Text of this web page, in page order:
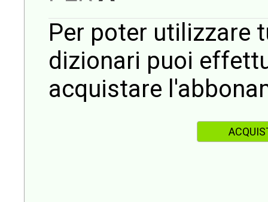
Per poter utilizzare
dizionari puoi
acquistare